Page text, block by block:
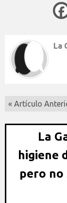
La
« Artículo
La
higiene
pero no